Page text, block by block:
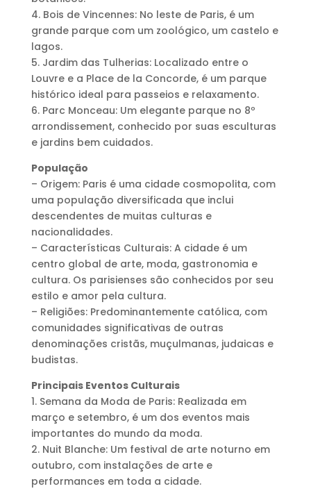
4. Bois de Vincennes: No leste de Paris, é um
grande parque com um zoológico, um castelo e
lagos.
5. Jardim das Tulherias: Localizado entre o
Louvre e a Place de la Concorde, é um parque
histórico ideal para passeios e relaxamento.
6. Parc Monceau: Um elegante parque no 8º
arrondissement, conhecido por suas esculturas
e jardins bem cuidados.
População
– Origem: Paris é uma cidade cosmopolita, com
uma população diversificada que inclui
descendentes de muitas culturas e
nacionalidades.
– Características Culturais: A cidade é um
centro global de arte, moda, gastronomia e
cultura. Os parisienses são conhecidos por seu
estilo e amor pela cultura.
– Religiões: Predominantemente católica, com
comunidades significativas de outras
denominações cristãs, muçulmanas, judaicas e
budistas.
Principais Eventos Culturais
1. Semana da Moda de Paris: Realizada em
março e setembro, é um dos eventos mais
importantes do mundo da moda.
2. Nuit Blanche: Um festival de arte noturno em
outubro, com instalações de arte e
performances em toda a cidade.